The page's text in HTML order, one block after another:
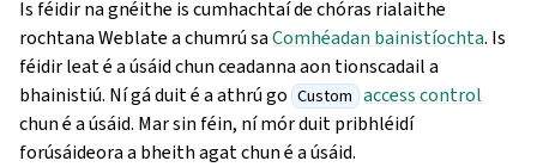
Is féidir na gnéithe is cumhachtaí de chóras rialaithe
rochtana Weblate a chumrú saComhéadan bainistíochta. Is
féidir leat é a úsáid chun ceadanna aon tionscadail a
bhainistiú. Ní gá duit é a athrú go Custom access control
chun é a úsáid. Mar sin féin, ní mór duit pribhléidí
forúsáideora a bheith agat chun é a úsáid.